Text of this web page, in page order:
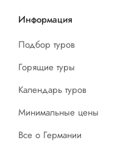
Информация
Подбор туров
Горящие туры
Календарь туров
Минимальные цены
Все о Германии